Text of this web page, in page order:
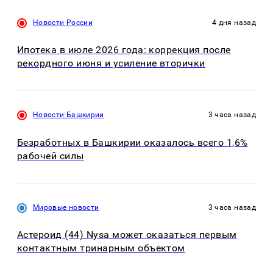
Новости России 4 дня назад
Ипотека в июле 2026 года: коррекция после
рекордного июня и усиление вторички
Новости Башкирии 3 часа назад
Безработных в Башкирии оказалось всего 1,6%
рабочей силы
Мировые новости 3 часа назад
Астероид (44) Nysa может оказаться первым
контактным тринарным объектом